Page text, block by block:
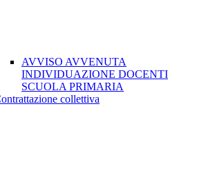
AVVISO AVVENUTA
INDIVIDUAZIONE DOCENTI
SCUOLA PRIMARIA
collettiva